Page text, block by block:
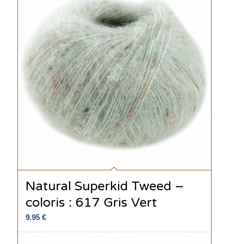
Natural Superkid Tweed –
coloris : 617 Gris Vert
9.95 €